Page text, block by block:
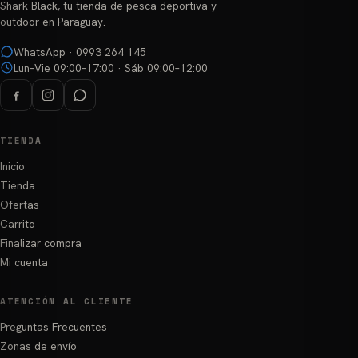
en
página
de
producto
Shark Black, tu tienda de pesca deportiva y
outdoor en Paraguay.
WhatsApp · 0993 264 145
Lun–Vie 09:00–17:00 · Sáb 09:00–12:00
TIENDA
Inicio
Tienda
Ofertas
Carrito
Finalizar compra
Mi cuenta
ATENCIÓN AL CLIENTE
Preguntas Frecuentes
Zonas de envío